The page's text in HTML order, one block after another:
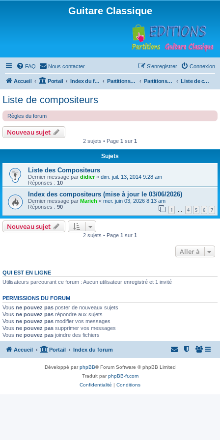
Guitare Classique
FAQ Nous contacter Connexion
S’enregistrer
Accueil Portail Index du forum Partitions pour guitare en libre téléchargement Partitions classées par compositeur Liste de compositeurs
Liste de compositeurs
Règles du forum
Nouveau sujet
2 sujets • Page 1 sur 1
Sujets
Liste des Compositeurs
Dernier message par didier« dim. juil. 13, 2014 9:28 am
Réponses : 10
Index des compositeurs (mise à jour le 03/06/2026)
Dernier message par Marieh « mer. juin 03, 2026 8:13 am
Réponses : 90 1 … 4 5 6 7
Nouveau sujet
2 sujets • Page 1 sur 1
Aller à
QUI EST EN LIGNE
Utilisateurs parcourant ce forum : Aucun utilisateur enregistré et 1 invité
PERMISSIONS DU FORUM
Vous ne pouvez pas poster de nouveaux sujets
Vous ne pouvez pas répondre aux sujets
Vous ne pouvez pas modifier vos messages
Vous ne pouvez pas supprimer vos messages
Vous ne pouvez pas joindre des fichiers
Accueil Portail Index du forum
Développé parphpBB® Forum Software © phpBB Limited
Traduit parphpBB-fr.com
Confidentialité | Conditions